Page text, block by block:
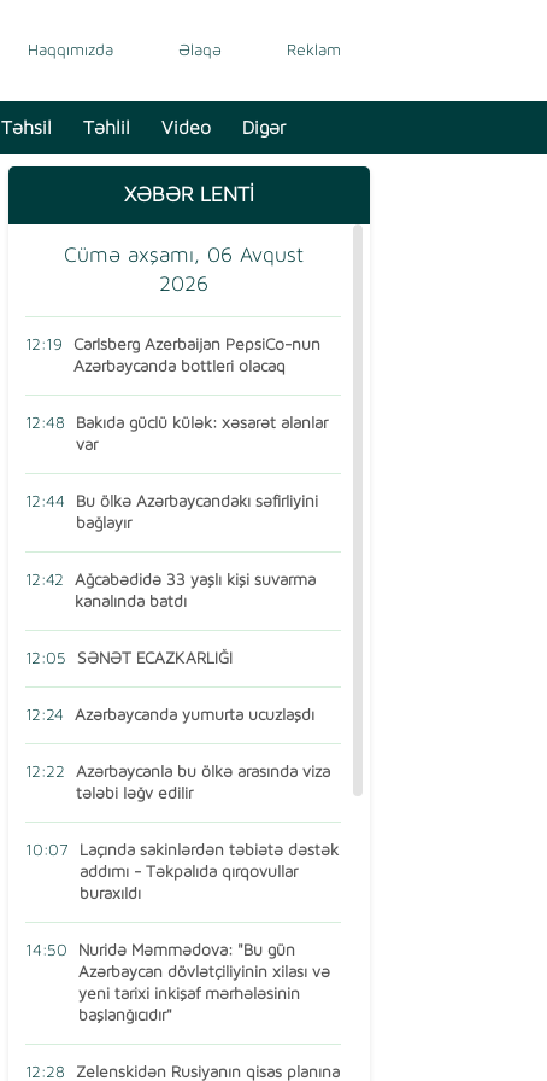
Haqqımızda Əlaqə Reklam
Təhsil Təhlil Video Digər
XƏBƏR LENTİ
Cümə axşamı, 06 Avqust
2026
12:19
Carlsberg Azerbaijan PepsiCo-nun
Azərbaycanda bottleri olacaq
12:48
Bakıda güclü külək: xəsarət alanlar
var
12:44
Bu ölkə Azərbaycandakı səfirliyini
bağlayır
12:42
Ağcabədidə 33 yaşlı kişi suvarma
kanalında batdı
12:05 SƏNƏT ECAZKARLIĞI
12:24 Azərbaycanda yumurta ucuzlaşdı
12:22
Azərbaycanla bu ölkə arasında viza
tələbi ləğv edilir
10:07
Laçında sakinlərdən təbiətə dəstək
addımı - Təkpalıda qırqovullar
buraxıldı
14:50
Nuridə Məmmədova: "Bu gün
Azərbaycan dövlətçiliyinin xilası və
yeni tarixi inkişaf mərhələsinin
başlanğıcıdır"
12:28 Zelenskidən Rusiyanın qisas planına